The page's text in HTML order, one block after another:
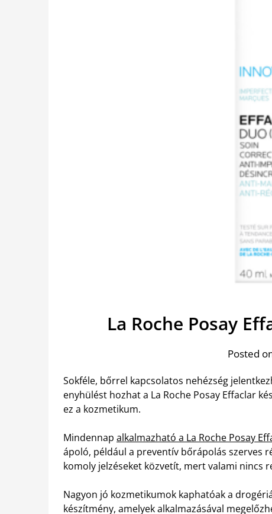
La Roche Posay
Posted
Sokféle, bőrrel kapcsolatos nehézség
enyhülést hozhat a La Roche Posay Effaclar
ez a kozmetikum.
Mindennap alkalmazható a La Roche Posay
ápoló, például a preventív bőrápolás szerves
komoly jelzéseket közvetít, mert valami nincs
Nagyon jó kozmetikumok kaphatóak a
készítmény, amelyek alkalmazásával